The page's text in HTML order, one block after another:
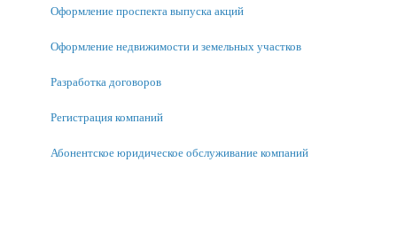
Оформление проспекта выпуска акций
Оформление недвижимости и земельных участков
Разработка договоров
Регистрация компаний
Абонентское юридическое обслуживание компаний